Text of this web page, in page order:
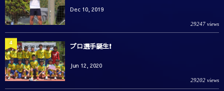
Dec 10, 2019
29247 views
プロ選手誕生❗️
Jun 12, 2020
29202 views
4